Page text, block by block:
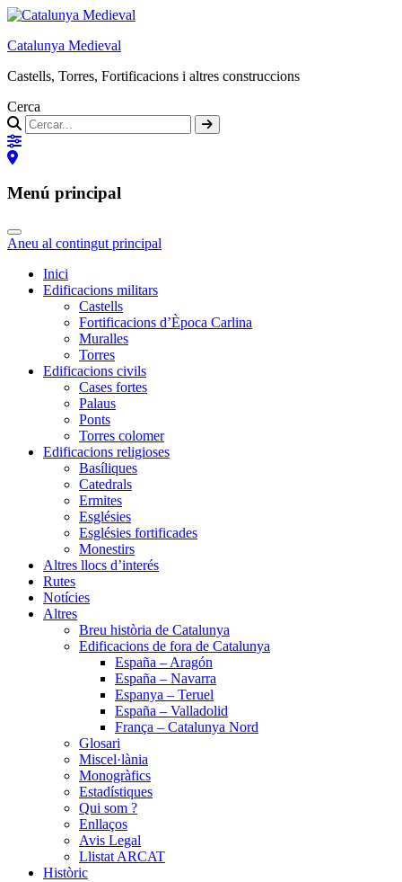
Catalunya Medieval
Castells, Torres, Fortificacions i altres construccions
Cerca
Menú principal
Aneu al contingut principal
Inici
Edificacions militars
Castells
Fortificacions d’Època Carlina
Muralles
Torres
Edificacions civils
Cases fortes
Palaus
Ponts
Torres colomer
Edificacions religioses
Basíliques
Catedrals
Ermites
Esglésies
Esglésies fortificades
Monestirs
Altres llocs d’interés
Rutes
Notícies
Altres
Breu història de Catalunya
Edificacions de fora de Catalunya
España – Aragón
España – Navarra
Espanya – Teruel
España – Valladolid
França – Catalunya Nord
Glosari
Miscel·lània
Monogràfics
Estadístiques
Qui som ?
Enllaços
Avis Legal
Llistat ARCAT
Històric